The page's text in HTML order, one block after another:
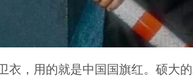
衣，用的就是中国国旗红。硕大